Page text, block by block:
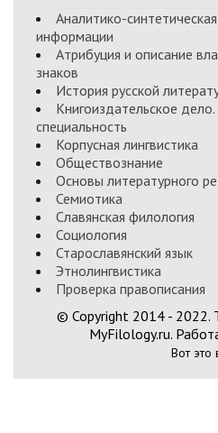
Аналитико-
информации
Атрибуция и описание
знаков
История русской
Книгоиздательское
специальность
Корпусная лингвистика
Обществознание
Основы литературного
Семиотика
Славянская филология
Социология
Старославянский язык
Этнолингвистика
Проверка правописания
© Copyright 2014 - 2022.
MyFilology.ru.
Вот это